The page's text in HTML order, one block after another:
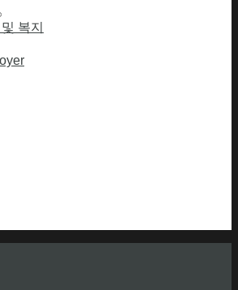
복지